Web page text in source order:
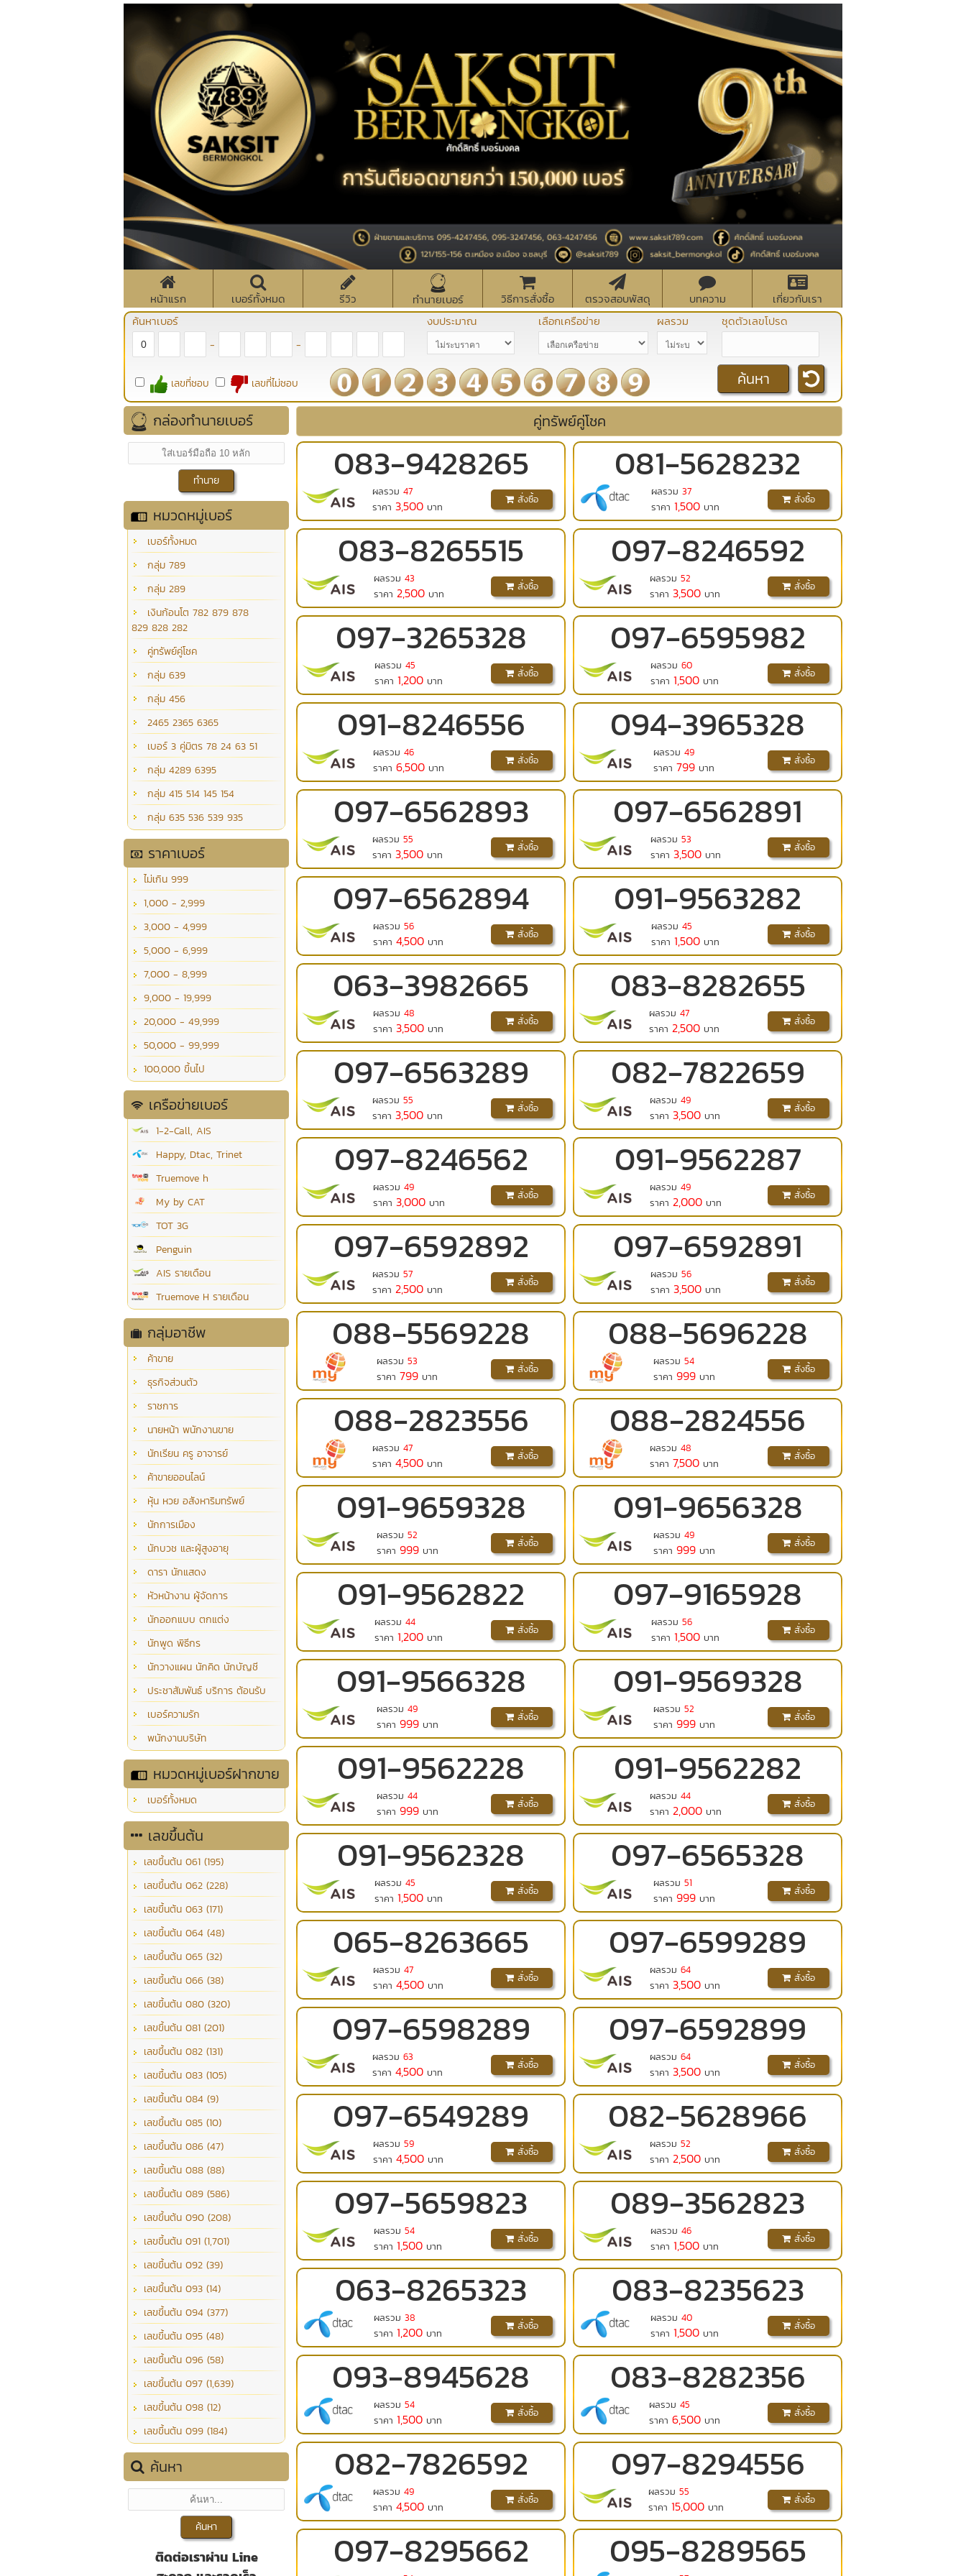
หน้าแรก เบอร์ทั้งหมด รีวิว ทำนายเบอร์ วิธีการสั่งซื้อ ตรวจสอบพัสดุ บทความ
เกี่ยวกับเรา
ค้นหาเบอร์
- -
งบประมาณ เลือกเครือข่าย ผลรวม ชุดตัวเลขโปรด
เลขที่ชอบ เลขที่ไม่ชอบ
กล่องทำนายเบอร์
หมวดหมู่เบอร์
เบอร์ทั้งหมด
กลุ่ม 789
กลุ่ม 289
เงินก้อนโต 782 879 878
829 828 282
คู่ทรัพย์คู่โชค
กลุ่ม 639
กลุ่ม 456
2465 2365 6365
เบอร์ 3 คู่มิตร 78 24 63 51
กลุ่ม 4289 6395
กลุ่ม 415 514 145 154
กลุ่ม 635 536 539 935
ราคาเบอร์
ไม่เกิน 999
1,000 - 2,999
3,000 - 4,999
5,000 - 6,999
7,000 - 8,999
9,000 - 19,999
20,000 - 49,999
50,000 - 99,999
100,000 ขึ้นไป
เครือข่ายเบอร์
1-2-Call, AIS
Happy, Dtac, Trinet
Truemove h
My by CAT
TOT 3G
Penguin
AIS รายเดือน
Truemove H รายเดือน
กลุ่มอาชีพ
ค้าขาย
ธุรกิจส่วนตัว
ราชการ
นายหน้า พนักงานขาย
นักเรียน ครู อาจารย์
ค้าขายออนไลน์
หุ้น หวย อสังหาริมทรัพย์
นักการเมือง
นักบวช และผู้สูงอายุ
ดารา นักแสดง
หัวหน้างาน ผู้จัดการ
นักออกแบบ ตกแต่ง
นักพูด พิธีกร
นักวางแผน นักคิด นักบัญชี
ประชาสัมพันธ์ บริการ ต้อนรับ
เบอร์ความรัก
พนักงานบริษัท
หมวดหมู่เบอร์ฝากขาย
เบอร์ทั้งหมด
เลขขึ้นต้น
เลขขึ้นต้น 061 (195)
เลขขึ้นต้น 062 (228)
เลขขึ้นต้น 063 (171)
เลขขึ้นต้น 064 (48)
เลขขึ้นต้น 065 (32)
เลขขึ้นต้น 066 (38)
เลขขึ้นต้น 080 (320)
เลขขึ้นต้น 081 (201)
เลขขึ้นต้น 082 (131)
เลขขึ้นต้น 083 (105)
เลขขึ้นต้น 084 (9)
เลขขึ้นต้น 085 (10)
เลขขึ้นต้น 086 (47)
เลขขึ้นต้น 088 (88)
เลขขึ้นต้น 089 (586)
เลขขึ้นต้น 090 (208)
เลขขึ้นต้น 091 (1,701)
เลขขึ้นต้น 092 (39)
เลขขึ้นต้น 093 (14)
เลขขึ้นต้น 094 (377)
เลขขึ้นต้น 095 (48)
เลขขึ้นต้น 096 (58)
เลขขึ้นต้น 097 (1,639)
เลขขึ้นต้น 098 (12)
เลขขึ้นต้น 099 (184)
ค้นหา
ติดต่อเราผ่าน Line
คู่ทรัพย์คู่โชค
083-9428265
ผลรวม 47
ราคา 3,500 บาท
สั่งซื้อ
081-5628232
ผลรวม 37
ราคา 1,500 บาท
สั่งซื้อ
083-8265515
ผลรวม 43
ราคา 2,500 บาท
สั่งซื้อ
097-8246592
ผลรวม 52
ราคา 3,500 บาท
สั่งซื้อ
097-3265328
ผลรวม 45
ราคา 1,200 บาท
สั่งซื้อ
097-6595982
ผลรวม 60
ราคา 1,500 บาท
สั่งซื้อ
091-8246556
ผลรวม 46
ราคา 6,500 บาท
สั่งซื้อ
094-3965328
ผลรวม 49
ราคา 799 บาท
สั่งซื้อ
097-6562893
ผลรวม 55
ราคา 3,500 บาท
สั่งซื้อ
097-6562891
ผลรวม 53
ราคา 3,500 บาท
สั่งซื้อ
097-6562894
ผลรวม 56
ราคา 4,500 บาท
สั่งซื้อ
091-9563282
ผลรวม 45
ราคา 1,500 บาท
สั่งซื้อ
063-3982665
ผลรวม 48
ราคา 3,500 บาท
สั่งซื้อ
083-8282655
ผลรวม 47
ราคา 2,500 บาท
สั่งซื้อ
097-6563289
ผลรวม 55
ราคา 3,500 บาท
สั่งซื้อ
082-7822659
ผลรวม 49
ราคา 3,500 บาท
สั่งซื้อ
097-8246562
ผลรวม 49
ราคา 3,000 บาท
สั่งซื้อ
091-9562287
ผลรวม 49
ราคา 2,000 บาท
สั่งซื้อ
097-6592892
ผลรวม 57
ราคา 2,500 บาท
สั่งซื้อ
097-6592891
ผลรวม 56
ราคา 3,500 บาท
สั่งซื้อ
088-5569228
ผลรวม 53
ราคา 799 บาท
สั่งซื้อ
088-5696228
ผลรวม 54
ราคา 999 บาท
สั่งซื้อ
088-2823556
ผลรวม 47
ราคา 4,500 บาท
สั่งซื้อ
088-2824556
ผลรวม 48
ราคา 7,500 บาท
สั่งซื้อ
091-9659328
ผลรวม 52
ราคา 999 บาท
สั่งซื้อ
091-9656328
ผลรวม 49
ราคา 999 บาท
สั่งซื้อ
091-9562822
ผลรวม 44
ราคา 1,200 บาท
สั่งซื้อ
097-9165928
ผลรวม 56
ราคา 1,500 บาท
สั่งซื้อ
091-9566328
ผลรวม 49
ราคา 999 บาท
สั่งซื้อ
091-9569328
ผลรวม 52
ราคา 999 บาท
สั่งซื้อ
091-9562228
ผลรวม 44
ราคา 999 บาท
สั่งซื้อ
091-9562282
ผลรวม 44
ราคา 2,000 บาท
สั่งซื้อ
091-9562328
ผลรวม 45
ราคา 1,500 บาท
สั่งซื้อ
097-6565328
ผลรวม 51
ราคา 999 บาท
สั่งซื้อ
065-8263665
ผลรวม 47
ราคา 4,500 บาท
สั่งซื้อ
097-6599289
ผลรวม 64
ราคา 3,500 บาท
สั่งซื้อ
097-6598289
ผลรวม 63
ราคา 4,500 บาท
สั่งซื้อ
097-6592899
ผลรวม 64
ราคา 3,500 บาท
สั่งซื้อ
097-6549289
ผลรวม 59
ราคา 4,500 บาท
สั่งซื้อ
082-5628966
ผลรวม 52
ราคา 2,500 บาท
สั่งซื้อ
097-5659823
ผลรวม 54
ราคา 1,500 บาท
สั่งซื้อ
089-3562823
ผลรวม 46
ราคา 1,500 บาท
สั่งซื้อ
063-8265323
ผลรวม 38
ราคา 1,200 บาท
สั่งซื้อ
083-8235623
ผลรวม 40
ราคา 1,500 บาท
สั่งซื้อ
093-8945628
ผลรวม 54
ราคา 1,500 บาท
สั่งซื้อ
083-8282356
ผลรวม 45
ราคา 6,500 บาท
สั่งซื้อ
082-7826592
ผลรวม 49
ราคา 4,500 บาท
สั่งซื้อ
097-8294556
ผลรวม 55
ราคา 15,000 บาท
สั่งซื้อ
097-8295662 095-8289565